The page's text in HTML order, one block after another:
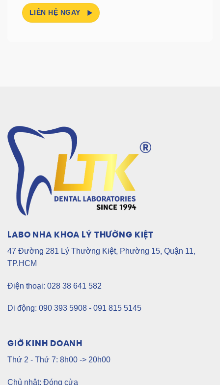
LIÊN HỆ NGAY
LABO NHA KHOA LÝ THƯỜNG KIỆT
47 Đường 281 Lý Thường Kiệt, Phường 15, Quận 11,
TP.HCM
Điện thoại: 028 38 641 582
Di động: 090 393 5908 - 091 815 5145
GIỜ KINH DOANH
Thứ 2 - Thứ 7: 8h00 -> 20h00
Chủ nhật: Đóng cửa